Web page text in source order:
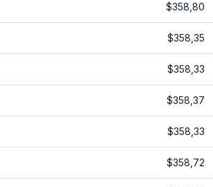
$358,80
$358,35
$358,33
$358,37
$358,33
$358,72